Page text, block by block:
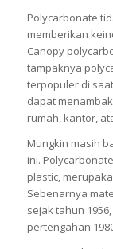
Polycarbonate
memberikan
Canopy
tampaknya
terpopuler di
dapat
rumah, kantor,
Mungkin masih
ini.
plastic,
Sebenarnya
sejak tahun
pertengahan